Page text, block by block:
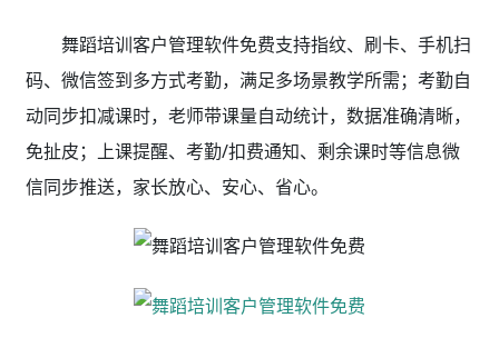
舞蹈培训客户管理软件免费支持指纹、刷卡、手机扫
码、微信签到多方式考勤，满足多场景教学所需；考勤自
动同步扣减课时，老师带课量自动统计，数据准确清晰，
免扯皮；上课提醒、考勤/扣费通知、剩余课时等信息微
信同步推送，家长放心、安心、省心。